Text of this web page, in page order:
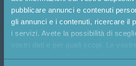
pubblicare annunci e contenuti
gli annunci e i contenuti, ricercare il
i servizi. Avete la possibilità di
vostri dati e per quali scopi. Le
Viale Giulio Cesare 20
24124 – Bergamo
+39 035244216